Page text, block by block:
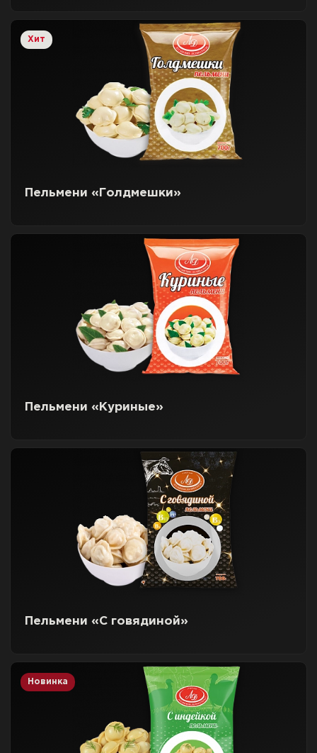
Хит
Пельмени «Голдмешки»
Пельмени «Куриные»
Пельмени «С говядиной»
Новинка